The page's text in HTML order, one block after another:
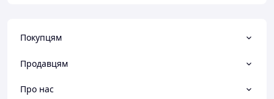
Покупцям
Продавцям
Про нас